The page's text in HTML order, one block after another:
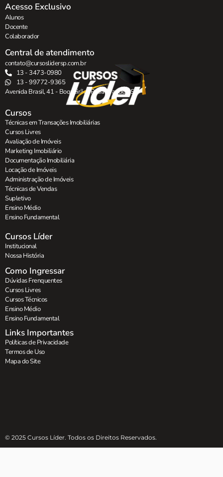
Acesso Exclusivo
Alunos
Docente
Colaborador
Central de atendimento
contato@cursoslidersp.com.br
13 - 3473-0980
13 - 99772-9365
Avenida Brasil, 41 - Boqueirão , Praia Grande - SP.
Cursos
Técnicas em Transações Imobiliárias
Cursos Livres
Avaliação de Imóveis
Marketing Imobiliário
Documentação Imobiliária
Locação de Imóveis
Administração de Imóveis
Técnicas de Vendas
Supletivo
Ensino Médio
Ensino Fundamental
Cursos Líder
Institucional
Nossa História
Como Ingressar
Dúvidas Frenquentes
Cursos Livres
Cursos Técnicos
Ensino Médio
Ensino Fundamental
Links Importantes
Políticas de Privacidade
Termos de Uso
Mapa do Site
© 2025 Cursos Líder. Todos os Direitos Reservados.